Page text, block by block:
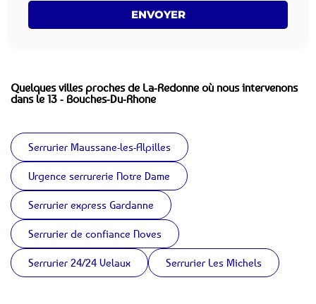
ENVOYER
Quelques villes proches de La-Redonne où nous intervenons
dans le 13 - Bouches-Du-Rhone
Serrurier Maussane-les-Alpilles
Urgence serrurerie Notre Dame
Serrurier express Gardanne
Serrurier de confiance Noves
Serrurier 24/24 Velaux Serrurier Les Michels